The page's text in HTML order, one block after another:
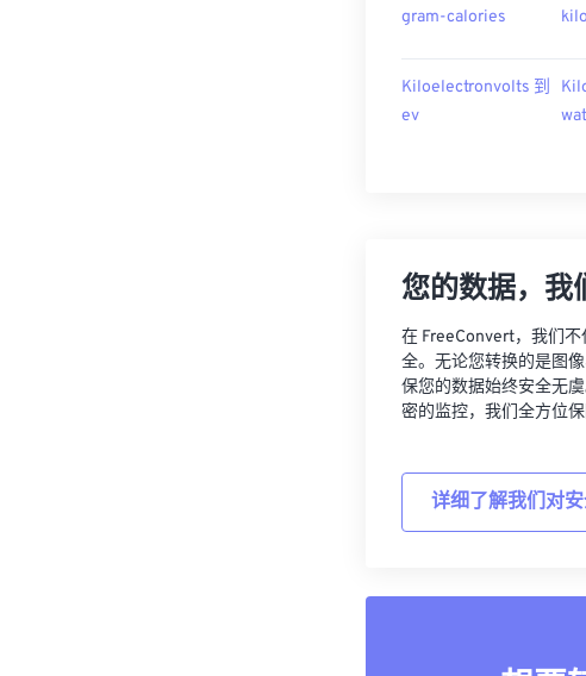
gram-calories
Kiloelectronvolts 到
ev
您的数据，我
在 FreeConvert，我们
全。无论您转换的是图
保您的数据始终安全无
密的监控，我们全方位保
详细了解我们对